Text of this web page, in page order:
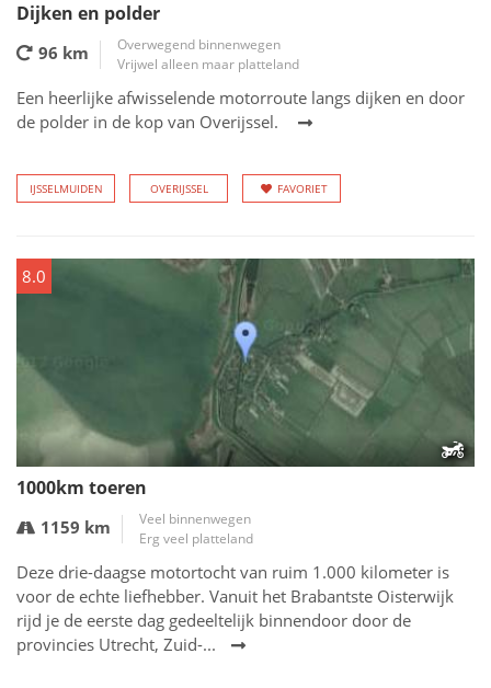
Dijken en polder
96 km
Overwegend binnenwegen
Vrijwel alleen maar platteland
Een heerlijke afwisselende motorroute langs dijken en door
de polder in de kop van Overijssel.
IJSSELMUIDEN OVERIJSSEL FAVORIET
8.0
1000km toeren
1159 km
Veel binnenwegen
Erg veel platteland
Deze drie-daagse motortocht van ruim 1.000 kilometer is
voor de echte liefhebber. Vanuit het Brabantste Oisterwijk
rijd je de eerste dag gedeeltelijk binnendoor door de
provincies Utrecht, Zuid-...